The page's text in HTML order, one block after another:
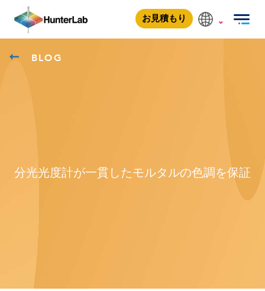
お見積もり
BLOG
分光光度計が一貫したモルタルの色調を保証